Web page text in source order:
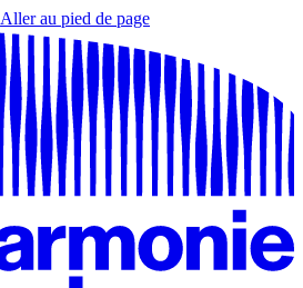
Aller au pied de page